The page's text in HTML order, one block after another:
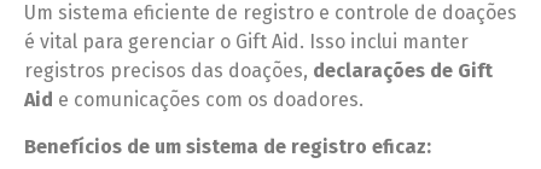
Um sistema eficiente de registro e controle de doações
é vital para gerenciar o Gift Aid. Isso inclui manter
registros precisos das doações, declarações de Gift
Aid e comunicações com os doadores.
Benefícios de um sistema de registro eficaz: